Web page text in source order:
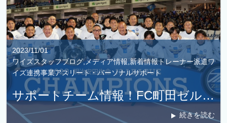
2023/11/01
ワイズスタッフブログ,メディア情報,新着情報トレーナー派遣ワ
イズ連携事業アスリート・パーソナルサポート
サポートチーム情報！FC町田ゼルビアがJ2リーグ優勝！来シーズンからのJ1リーグ昇格を決めました！
続きを読む